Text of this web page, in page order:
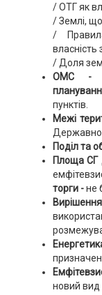
/ ОТГ як
/ Землі,
/
/ Доля
ОМС -
пунктів.
Межі
Поділ та
Площа СГ
торги -не
новий вид